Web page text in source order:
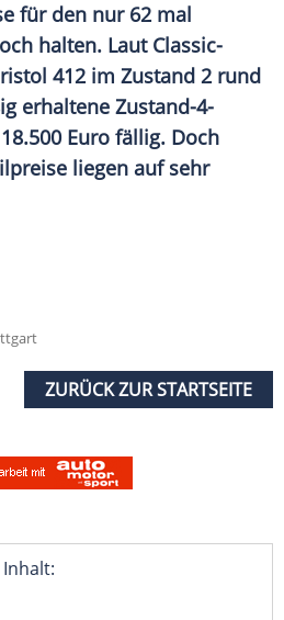
für den nur 62 mal
halten. Laut Classic-
412 im Zustand 2 rund
erhaltene Zustand-4-
Euro fällig. Doch
liegen auf sehr
ZURÜCK ZUR STARTSEITE